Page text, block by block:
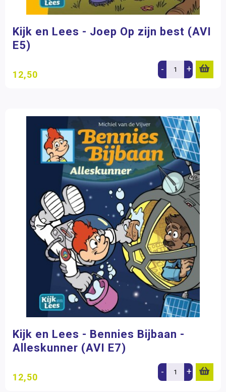
Kijk en Lees - Joep Op zijn best (AVI
E5)
12,50 - +
Kijk en Lees - Bennies Bijbaan -
Alleskunner (AVI E7)
12,50 - +